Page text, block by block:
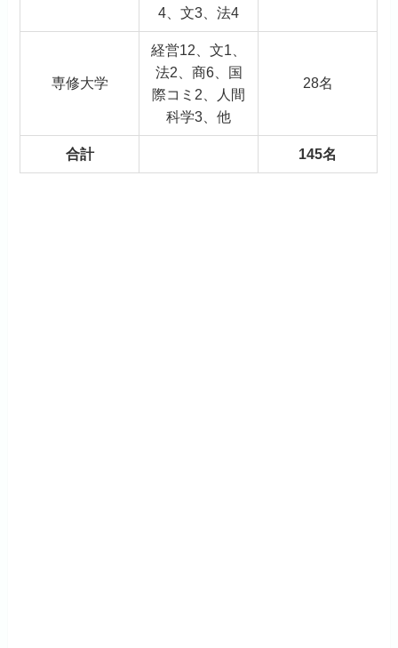
4、文3、法4
専修大学
経営12、文1、
法2、商6、国
際コミ2、人間
科学3、他
28名
合計 145名